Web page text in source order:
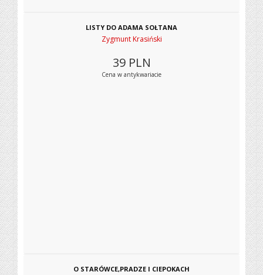
LISTY DO ADAMA SOŁTANA
Zygmunt Krasiński
39 PLN
Cena w antykwariacie
O STARÓWCE,PRADZE I CIEPOKACH